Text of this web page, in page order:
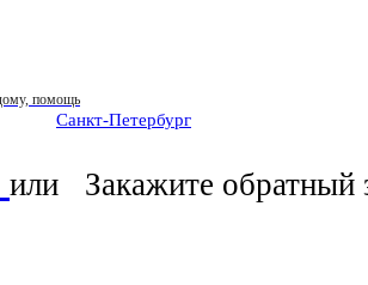
Санкт-Петербург
или Закажите обратный